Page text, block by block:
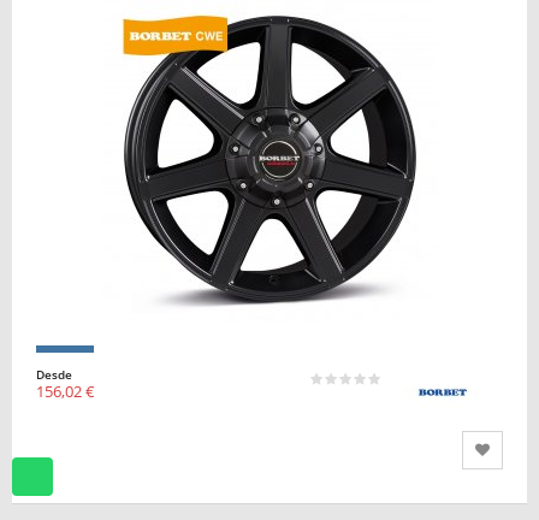
Desde
156,02 €